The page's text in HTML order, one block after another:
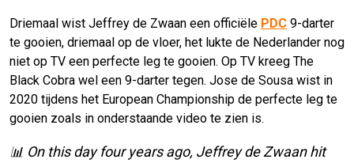
Driemaal wist Jeffrey de Zwaan een officiële PDC 9-darter
te gooien, driemaal op de vloer, het lukte de Nederlander nog
niet op TV een perfecte leg te gooien. Op TV kreeg The
Black Cobra wel een 9-darter tegen. Jose de Sousa wist in
2020 tijdens het European Championship de perfecte leg te
gooien zoals in onderstaande video te zien is.
📊 On this day four years ago, Jeffrey de Zwaan hit